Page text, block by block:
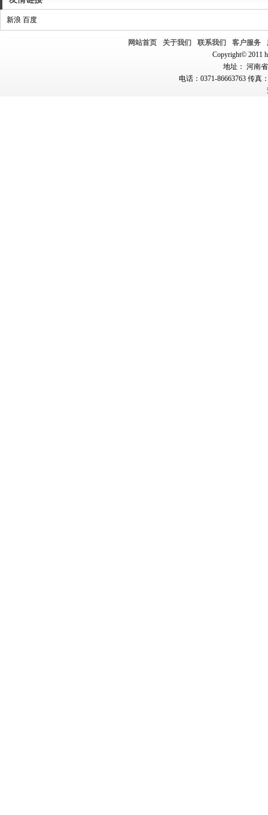
新浪 百度
网站首页 关于我们 联系我们 客户服务
Copyright© 2011
地址： 河南
电话：0371-86663763 传真